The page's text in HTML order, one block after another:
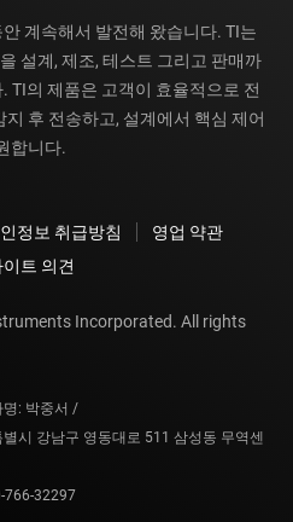
계속해서 발전해 왔습니다. TI는
설계, 제조, 테스트 그리고 판매까
TI의 제품은 고객이 효율적으로 전
후 전송하고, 설계에서 핵심 제어
합니다.
정보 취급방침
영업 약관
이트 의견
Incorporated. All rights
명: 박중서 /
시 강남구 영동대로 511 삼성동 무역센
766-32297